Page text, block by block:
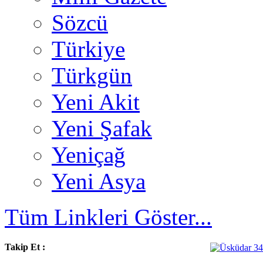
Sözcü
Türkiye
Türkgün
Yeni Akit
Yeni Şafak
Yeniçağ
Yeni Asya
Tüm Linkleri Göster...
Takip Et :